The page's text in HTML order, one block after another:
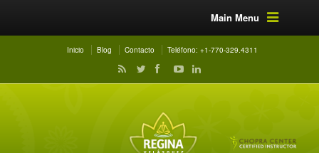
Main Menu
Inicio Blog Contacto Teléfono: +1-770-329.4311